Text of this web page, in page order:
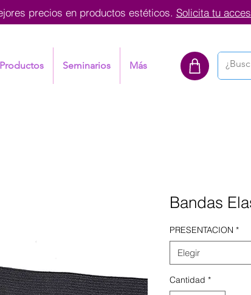
precios en productos estéticos. Solicita tu
Productos Seminarios Más
Bandas
PRESENTACION *
Elegir
Cantidad *